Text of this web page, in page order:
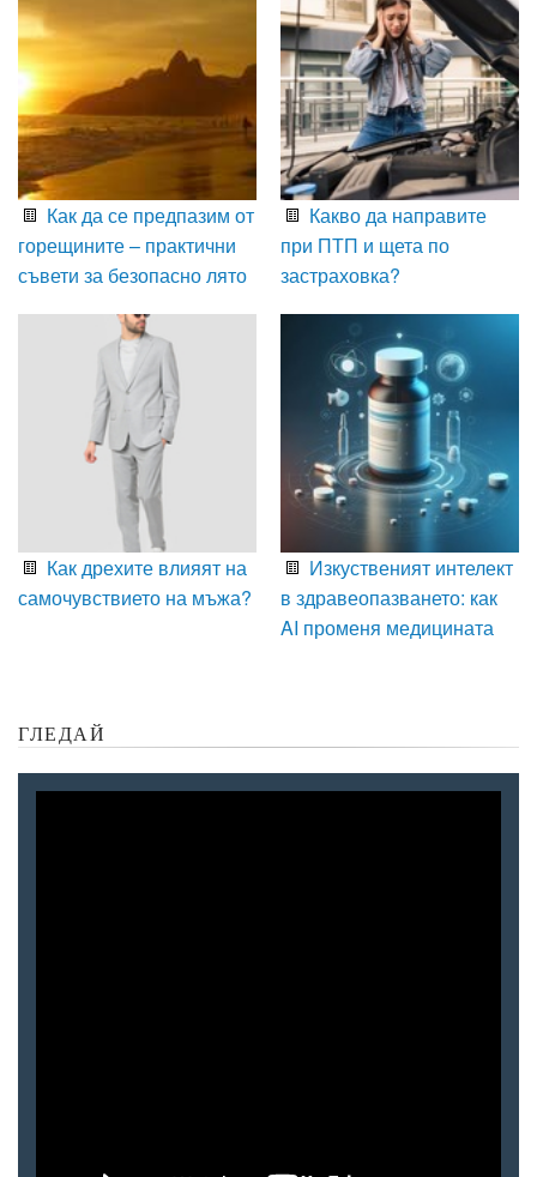
Как да се предпазим от
горещините – практични
съвети за безопасно лято
Какво да направите
при ПТП и щета по
застраховка?
Как дрехите влияят на
самочувствието на мъжа?
Изкуственият интелект
в здравеопазването: как
AI променя медицината
ГЛЕДАЙ